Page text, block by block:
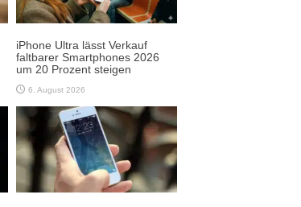
iPhone Ultra lässt Verkauf
faltbarer Smartphones 2026
um 20 Prozent steigen
6. August 2026